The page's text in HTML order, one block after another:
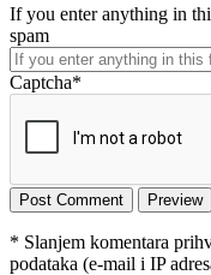
If you enter anything in
spam
Captcha*
* Slanjem komentara
podataka (e-mail i IP